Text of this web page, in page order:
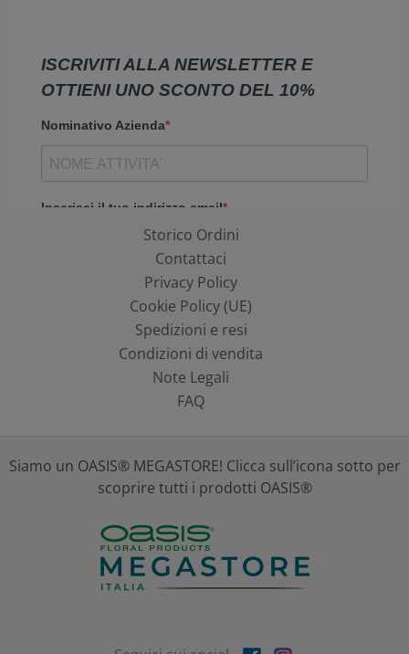
Storico Ordini
Contattaci
Privacy Policy
Cookie Policy (UE)
Spedizioni e resi
Condizioni di vendita
Note Legali
FAQ
Siamo un OASIS® MEGASTORE! Clicca sull’icona sotto per
scoprire tutti i prodotti OASIS®